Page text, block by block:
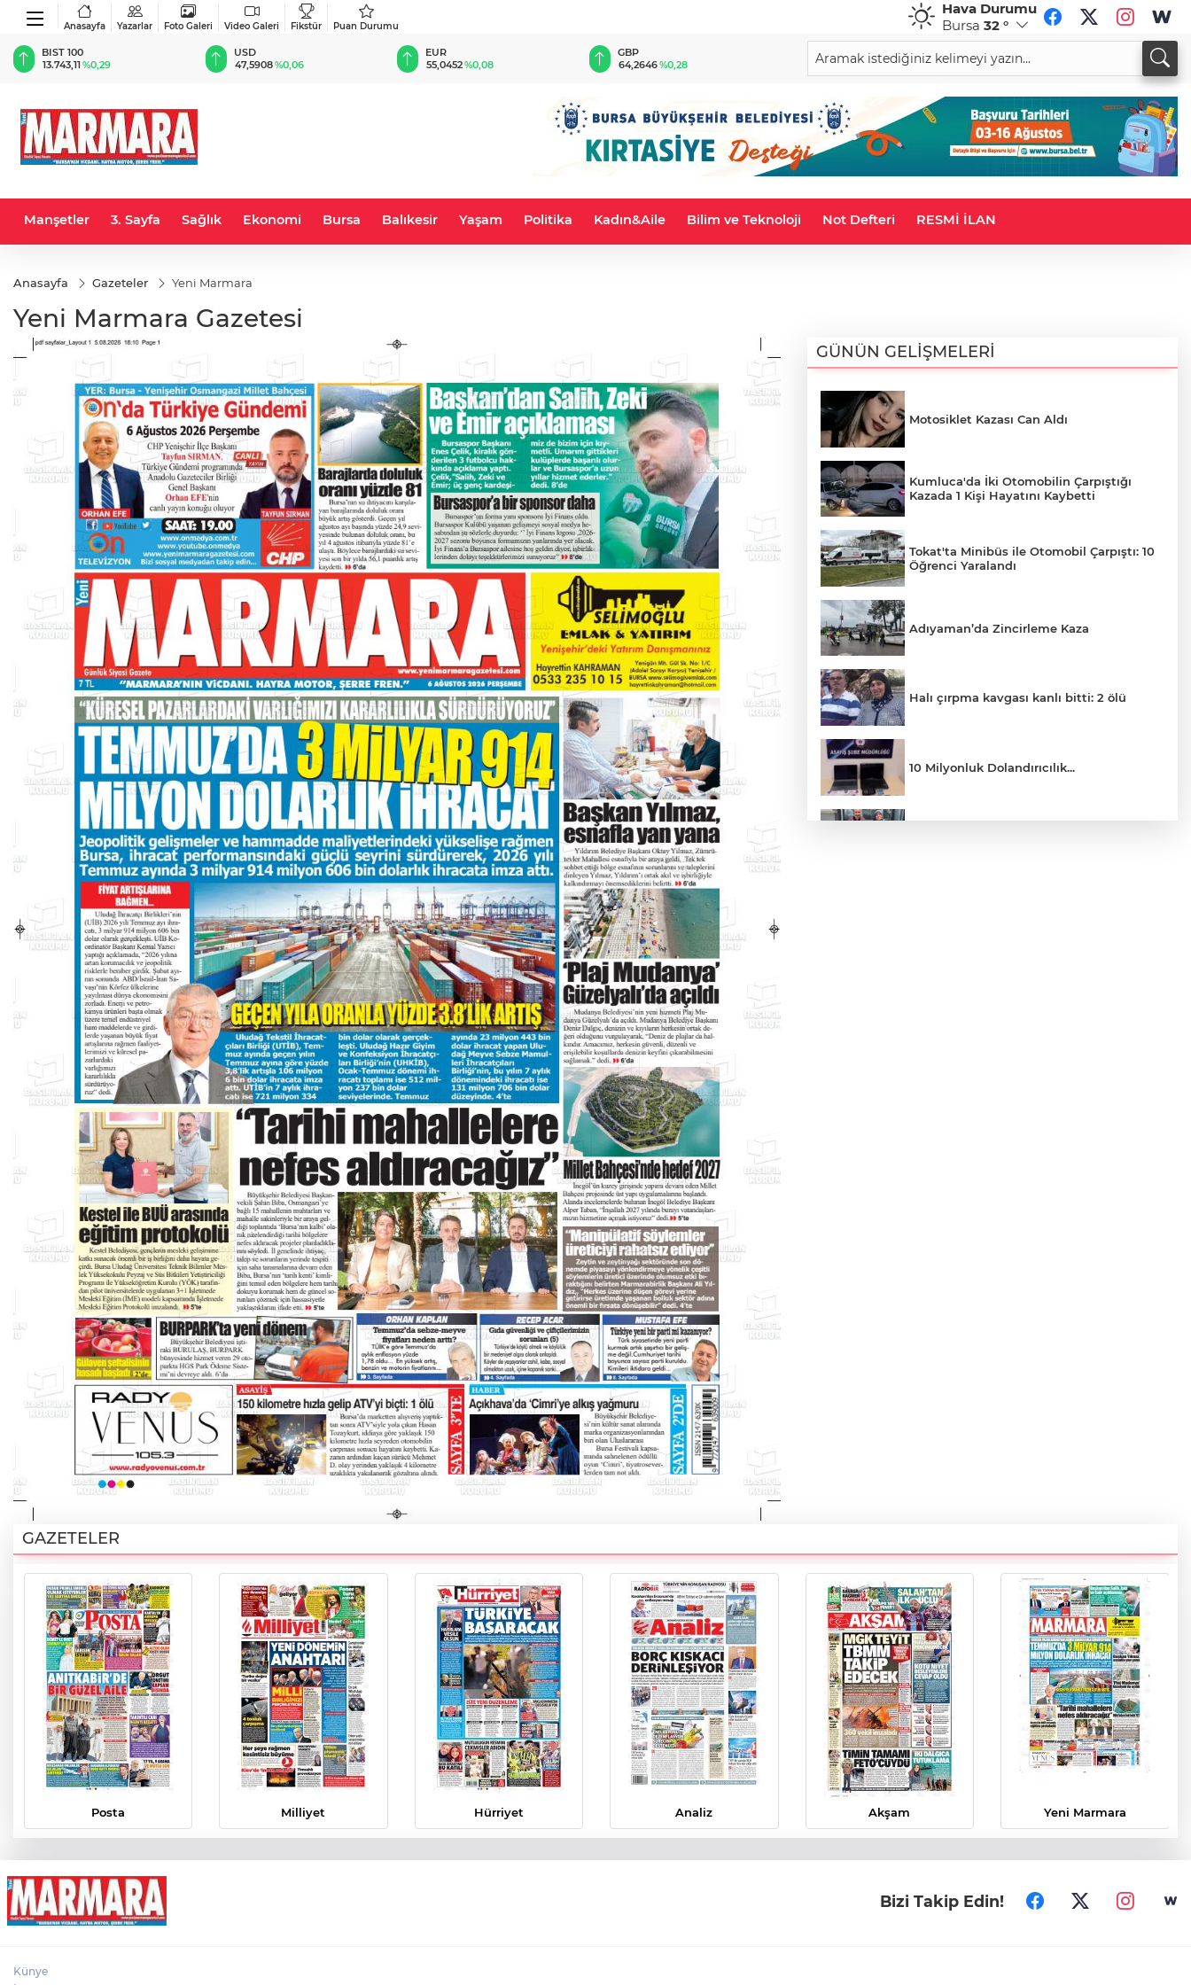
Anasayfa Yazarlar Foto Galeri Video Galeri Fikstür Puan Durumu
Hava Durumu
Bursa 32 °
BIST 100
13.743,11%0,29
USD
47,5908%0,06
EUR
55,0452%0,08
GBP
64,2646%0,28
CHF
58,7939%-0,23
33,9449
Manşetler 3. Sayfa Sağlık Ekonomi Bursa Balıkesir Yaşam Politika Kadın&Aile Bilim ve Teknoloji Not Defteri RESMİ İLAN
Anasayfa Gazeteler Yeni Marmara
Yeni Marmara Gazetesi
GÜNÜN GELİŞMELERİ
Motosiklet Kazası Can Aldı
Kumluca'da İki Otomobilin Çarpıştığı
Kazada 1 Kişi Hayatını Kaybetti
Tokat'ta Minibüs ile Otomobil Çarpıştı: 10
Öğrenci Yaralandı
Adıyaman’da Zincirleme Kaza
Halı çırpma kavgası kanlı bitti: 2 ölü
10 Milyonluk Dolandırıcılık...
GAZETELER
Posta Milliyet Hürriyet Analiz Akşam Yeni Marmara
Bizi Takip Edin!
Künye